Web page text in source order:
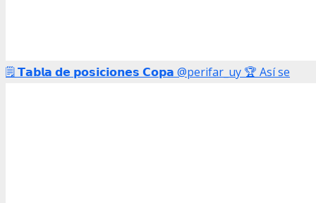
🗒️ 𝗧𝗮𝗯𝗹𝗮 𝗱𝗲 𝗽𝗼𝘀𝗶𝗰𝗶𝗼𝗻𝗲𝘀 𝗖𝗼𝗽𝗮 @perifar_uy 🏆 Así se